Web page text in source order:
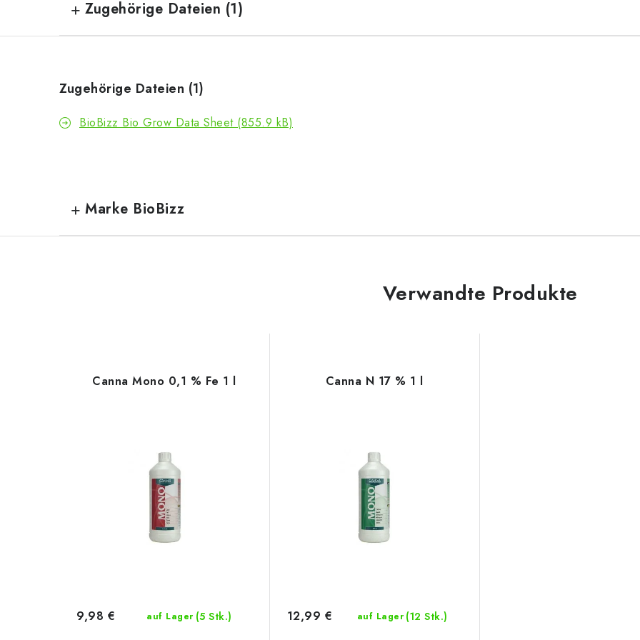
Zugehörige Dateien (1)
Zugehörige Dateien (1)
BioBizz Bio Grow Data Sheet (855.9 kB)
Marke BioBizz
Verwandte Produkte
Canna Mono 0,1 % Fe 1 l
auf Lager (5 Stk.)
9,98 €
Canna N 17 % 1 l
auf Lager (12 Stk.)
12,99 €